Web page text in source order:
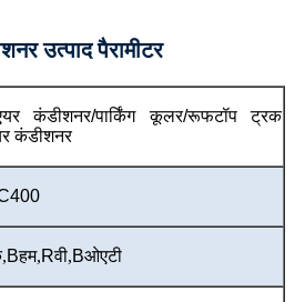
उत्पाद पैरामीटर
कंडीशनर/पार्किंग कूलर/रूफटॉप ट्रक
कंडीशनर
Bहम,Rवी,Bओएटी